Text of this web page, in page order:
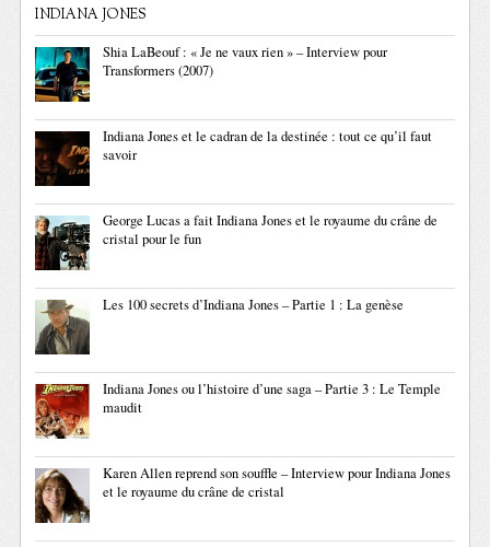
INDIANA JONES
Shia LaBeouf : « Je ne vaux rien » – Interview pour
Transformers (2007)
Indiana Jones et le cadran de la destinée : tout ce qu’il faut
savoir
George Lucas a fait Indiana Jones et le royaume du crâne de
cristal pour le fun
Les 100 secrets d’Indiana Jones – Partie 1 : La genèse
Indiana Jones ou l’histoire d’une saga – Partie 3 : Le Temple
maudit
Karen Allen reprend son souffle – Interview pour Indiana Jones
et le royaume du crâne de cristal